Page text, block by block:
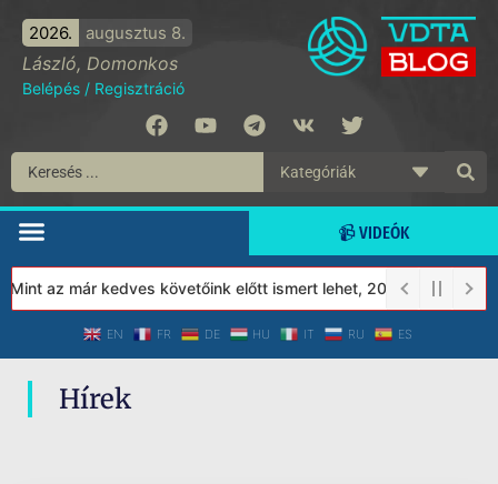
2026. augusztus 8.
László, Domonkos
Belépés / Regisztráció
📹 VIDEÓK
az már kedves követőink előtt ismert lehet, 2023-tól a
EN FR DE HU IT RU ES
Hírek